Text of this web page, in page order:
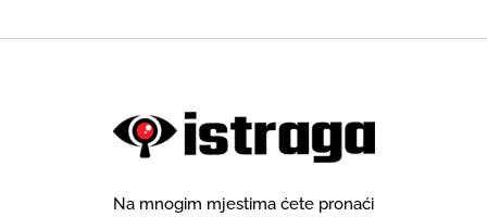
Na mnogim mjestima ćete pronaći